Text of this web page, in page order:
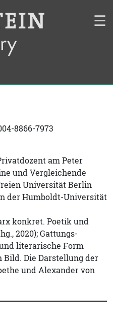
☰
8866-7973
am Peter
und Vergleichende
Universität Berlin
der Humboldt-Universität
konkret. Poetik und
2020); Gattungs-
literarische Form
Bild. Die Darstellung der
und Alexander von